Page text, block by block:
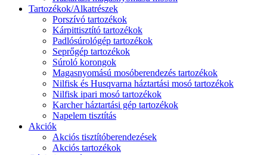
Tartozékok/Alkatrészek
Porszívó tartozékok
Kárpittisztító tartozékok
Padlósúrológép tartozékok
Seprőgép tartozékok
Súroló korongok
Magasnyomású mosóberendezés tartozékok
Nilfisk és Husqvarna háztartási mosó tartozékok
Nilfisk ipari mosó tartozékok
Karcher háztartási gép tartozékok
Napelem tisztítás
Akciók
Akciós tisztítóberendezések
Akciós tartozékok